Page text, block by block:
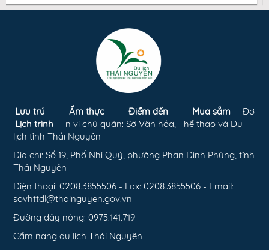
Lưu trú Ẩm thực Điểm đến
Mua sắm
Lịch trình
Đơ
n vị chủ quản: Sở Văn hóa, Thể thao và Du
lịch tỉnh Thái Nguyên
Địa chỉ: Số 19, Phố Nhị Quý, phường Phan Đình Phùng, tỉnh
Thái Nguyên
Điện thoại: 0208.3855506 - Fax: 0208.3855506 - Email:
sovhttdl@thainguyen.gov.vn
Đường dây nóng: 0975.141.719
Cẩm nang du lịch Thái Nguyên